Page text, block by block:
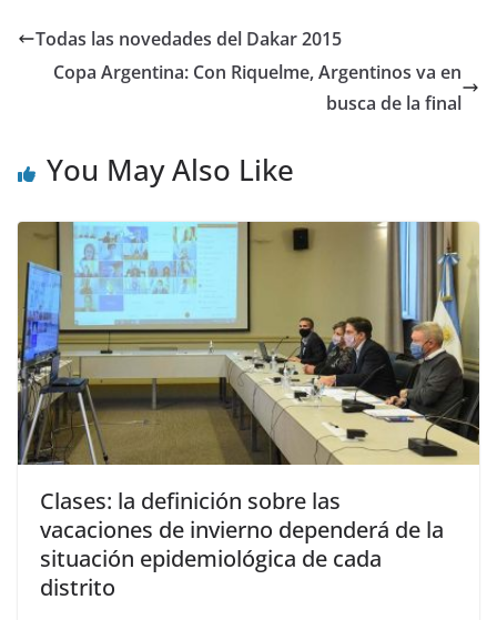
Todas las novedades del Dakar 2015
Copa Argentina: Con Riquelme, Argentinos va en
busca de la final
You May Also Like
Clases: la definición sobre las
vacaciones de invierno dependerá de la
situación epidemiológica de cada
distrito